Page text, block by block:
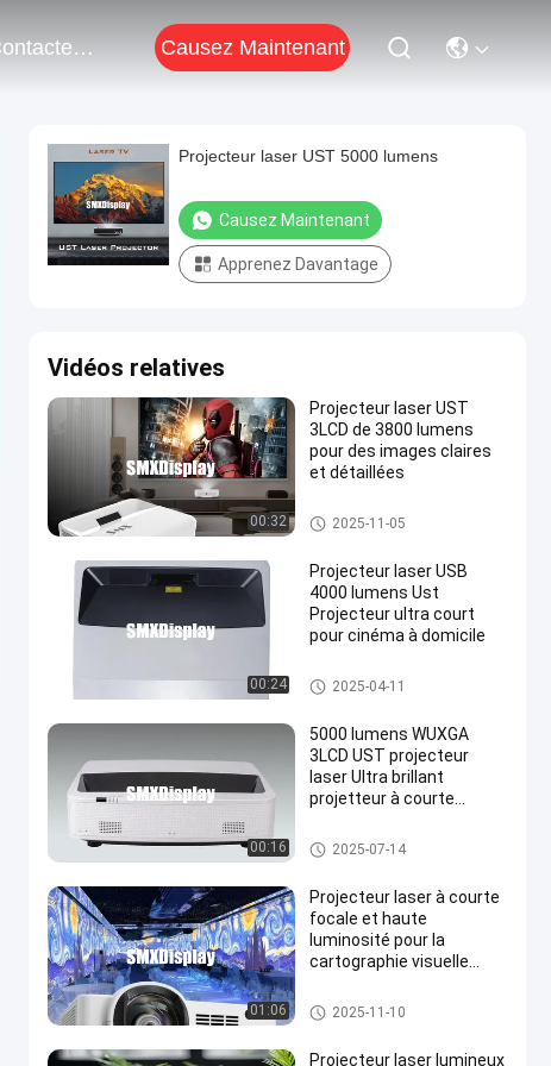
Contactez-Nous Causez Maintenant
Projecteur laser UST 5000 lumens
Causez Maintenant
Apprenez Davantage
Vidéos relatives
00:32
Projecteur laser UST
3LCD de 3800 lumens
pour des images claires
et détaillées
Projecteur laser UST
2025-11-05
00:24
Projecteur laser USB
4000 lumens Ust
Projecteur ultra court
pour cinéma à domicile
Projecteur laser UST
2025-04-11
00:16
5000 lumens WUXGA
3LCD UST projecteur
laser Ultra brillant
projetteur à courte
Projecteur laser UST
2025-07-14
01:06
Projecteur laser à courte
focale et haute
luminosité pour la
cartographie visuelle
Projecteur immersif
2025-11-10
Projecteur laser lumineux